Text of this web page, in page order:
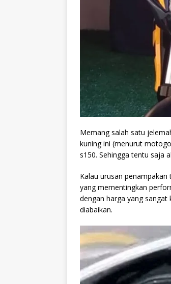
Memang salah satu
kuning ini (menurut
s150. Sehingga tentu saja
Kalau urusan
yang mementingkan
dengan harga yang
diabaikan.